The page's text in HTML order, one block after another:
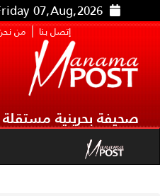
Friday 07,Aug,2026
إتصل بنا | من نحن |
صحيفة بحرينية مستقلة